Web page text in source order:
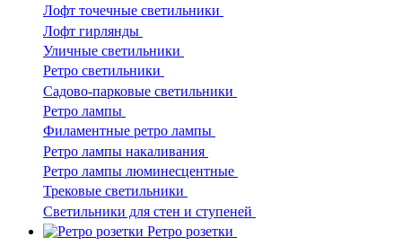
Лофт точечные светильники
Лофт гирлянды
Уличные светильники
Ретро светильники
Садово-парковые светильники
Ретро лампы
Филаментные ретро лампы
Ретро лампы накаливания
Ретро лампы люминесцентные
Трековые светильники
Светильники для стен и ступеней
Ретро розетки